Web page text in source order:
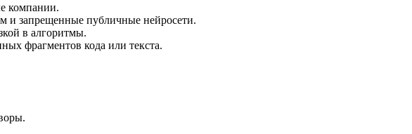
компании.
и запрещенные публичные нейросети.
в алгоритмы.
фрагментов кода или текста.